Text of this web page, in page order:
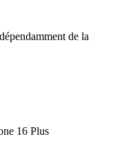
de la
16 Plus